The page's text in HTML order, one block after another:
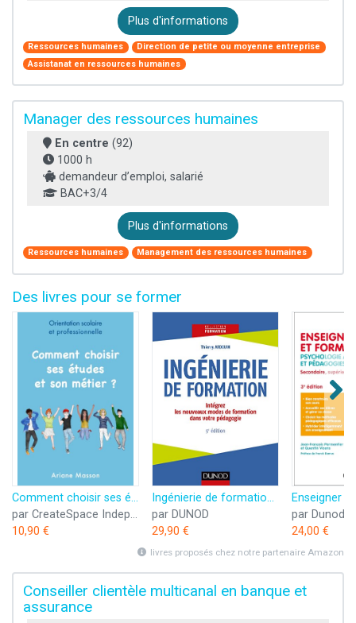
Plus d'informations
Ressources humaines
Direction de petite ou moyenne entreprise
Assistanat en ressources humaines
Manager des ressources humaines
En centre (92)
1000 h
demandeur d’emploi, salarié
BAC+3/4
Plus d'informations
Ressources humaines Management des ressources humaines
Des livres pour se former
Comment choisir ses études et son métier: Orientation scolaire et professionnelle
par CreateSpace Independent Publishing Platform
10,90 €
Ingénierie de formation - 5e éd. -Intégrez les nouveaux modes de formation dans votre pédagogie: Intégrez les nouveaux modes de formation dans votre pédagogie
par DUNOD
29,90 €
par Dunod
24,00 €
livres proposés chez notre partenaire Amazon
Conseiller clientèle multicanal en banque et
assurance